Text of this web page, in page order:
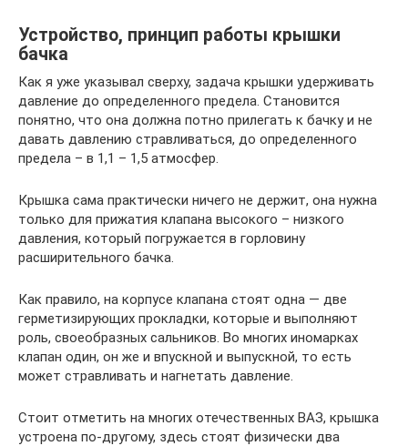
Устройство, принцип работы крышки
бачка
Как я уже указывал сверху, задача крышки удерживать
давление до определенного предела. Становится
понятно, что она должна потно прилегать к бачку и не
давать давлению стравливаться, до определенного
предела – в 1,1 – 1,5 атмосфер.
Крышка сама практически ничего не держит, она нужна
только для прижатия клапана высокого – низкого
давления, который погружается в горловину
расширительного бачка.
Как правило, на корпусе клапана стоят одна — две
герметизирующих прокладки, которые и выполняют
роль, своеобразных сальников. Во многих иномарках
клапан один, он же и впускной и выпускной, то есть
может стравливать и нагнетать давление.
Стоит отметить на многих отечественных ВАЗ, крышка
устроена по-другому, здесь стоят физически два